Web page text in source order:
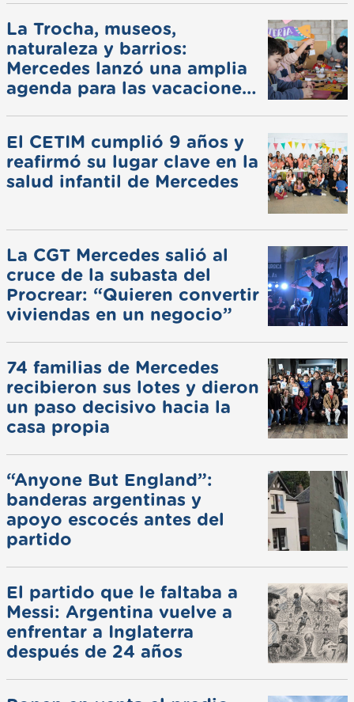
La Trocha, museos,
naturaleza y barrios:
Mercedes lanzó una amplia
agenda para las vacaciones
El CETIM cumplió 9 años y
reafirmó su lugar clave en la
salud infantil de Mercedes
La CGT Mercedes salió al
cruce de la subasta del
Procrear: “Quieren convertir
viviendas en un negocio”
74 familias de Mercedes
recibieron sus lotes y dieron
un paso decisivo hacia la
casa propia
“Anyone But England”:
banderas argentinas y
apoyo escocés antes del
partido
El partido que le faltaba a
Messi: Argentina vuelve a
enfrentar a Inglaterra
después de 24 años